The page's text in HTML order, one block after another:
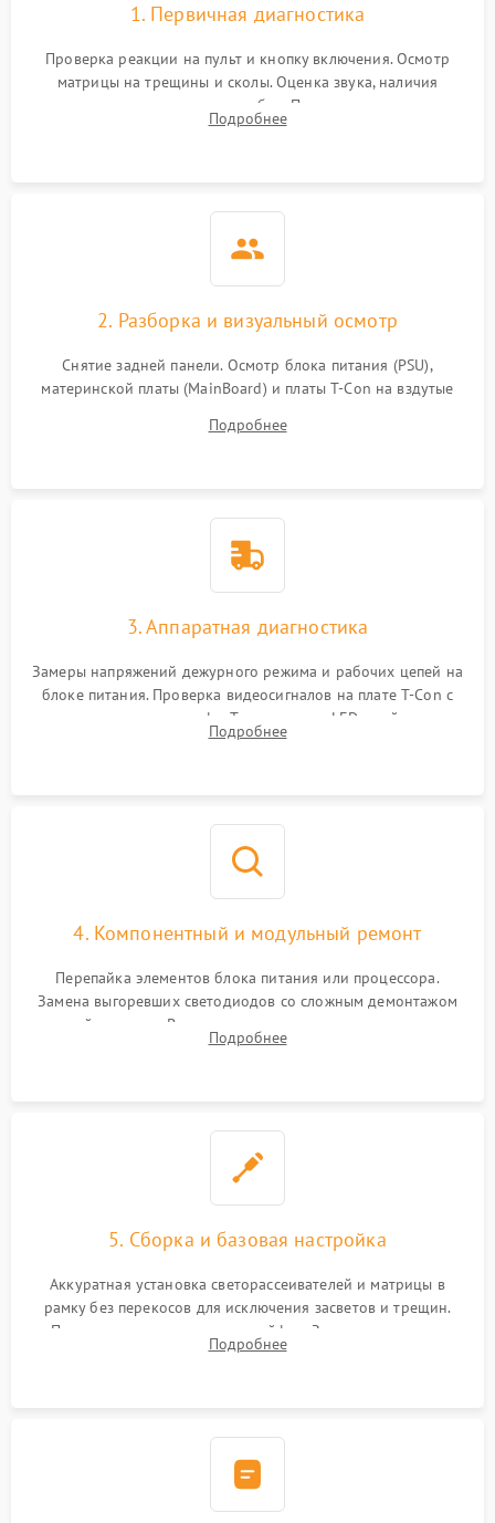
1. Первичная диагностика
Проверка реакции на пульт и кнопку включения. Осмотр
матрицы на трещины и сколы. Оценка звука, наличия
подсветки и индикаторов ошибок. Подключение тестовых
источников сигнала для выявления симптомов поломки.
Подробнее
2. Разборка и визуальный осмотр
Снятие задней панели. Осмотр блока питания (PSU),
материнской платы (MainBoard) и платы T-Con на вздутые
Проверка надежности фиксации и целостности шлейфов.
Подробнее
3. Аппаратная диагностика
Замеры напряжений дежурного режима и рабочих цепей на
блоке питания. Проверка видеосигналов на плате T-Con с
помощью осциллографа. Тестирование LED-драйвера и
светодиодных планок подсветки мультиметром.
Подробнее
4. Компонентный и модульный ремонт
Перепайка элементов блока питания или процессора.
Замена выгоревших светодиодов со сложным демонтажом
хрупкой матрицы. Восстановление поврежденных дорожек,
прошивка микросхем памяти EEPROM
Подробнее
5. Сборка и базовая настройка
Аккуратная установка светорассеивателей и матрицы в
рамку без перекосов для исключения засветов и трещин.
Подключение внутренних шлейфов. Закрытие корпуса.
Сброс настроек и обновление программного обеспечения.
Подробнее